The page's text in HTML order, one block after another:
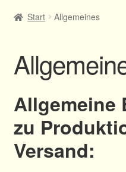
Katalog online 2025
Kontakt
Termine
Allgemeines
Start Allgemeines
Allgemeine
zu
Versand: